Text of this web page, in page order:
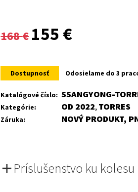
168€
Original
was:
168 €.
155 €
is:
155 €.
Dostupnosť Odosielame do 3
Katalógové číslo: SSANGYONG-
Kategórie: OD 2022, TORRES
Záruka: NOVÝ PRODUKT,
Príslušenstvo ku kolesu